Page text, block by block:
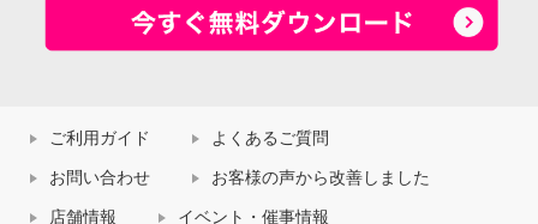
ご利用ガイド よくあるご質問
お問い合わせ お客様の声から改善しました
店舗情報 イベント・催事情報